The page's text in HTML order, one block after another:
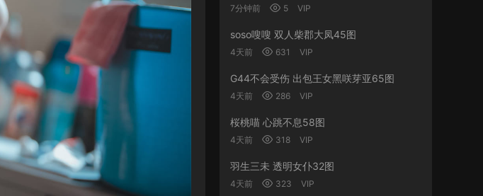
7分钟前 5 VIP
soso嗖嗖 双人柴郡大凤45图
4天前 631 VIP
G44不会受伤 出包王女黑咲芽亚65图
4天前 286 VIP
桜桃喵 心跳不息58图
4天前 318 VIP
羽生三未 透明女仆32图
4天前 323 VIP